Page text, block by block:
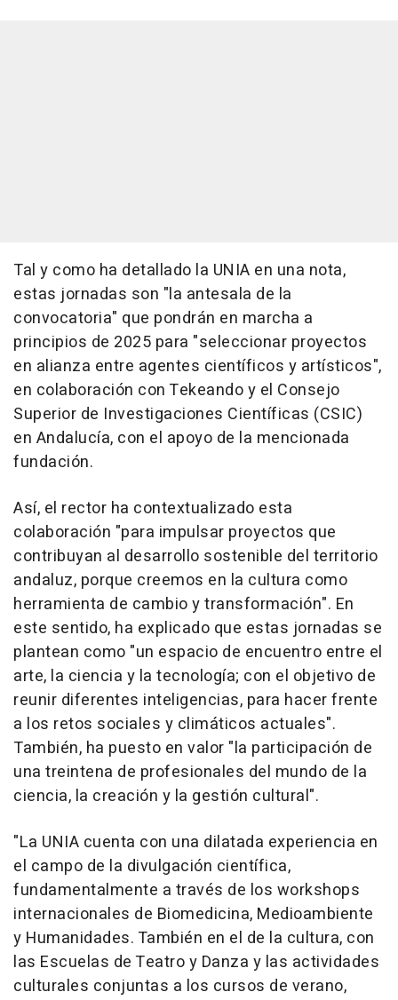
Tal y como ha detallado la UNIA en una nota,
estas jornadas son "la antesala de la
convocatoria" que pondrán en marcha a
principios de 2025 para "seleccionar proyectos
en alianza entre agentes científicos y artísticos",
en colaboración con Tekeando y el Consejo
Superior de Investigaciones Científicas (CSIC)
en Andalucía, con el apoyo de la mencionada
fundación.
Así, el rector ha contextualizado esta
colaboración "para impulsar proyectos que
contribuyan al desarrollo sostenible del territorio
andaluz, porque creemos en la cultura como
herramienta de cambio y transformación". En
este sentido, ha explicado que estas jornadas se
plantean como "un espacio de encuentro entre el
arte, la ciencia y la tecnología; con el objetivo de
reunir diferentes inteligencias, para hacer frente
a los retos sociales y climáticos actuales".
También, ha puesto en valor "la participación de
una treintena de profesionales del mundo de la
ciencia, la creación y la gestión cultural".
"La UNIA cuenta con una dilatada experiencia en
el campo de la divulgación científica,
fundamentalmente a través de los workshops
internacionales de Biomedicina, Medioambiente
y Humanidades. También en el de la cultura, con
las Escuelas de Teatro y Danza y las actividades
culturales conjuntas a los cursos de verano,